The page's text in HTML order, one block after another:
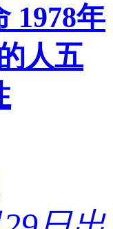
1978年
人五